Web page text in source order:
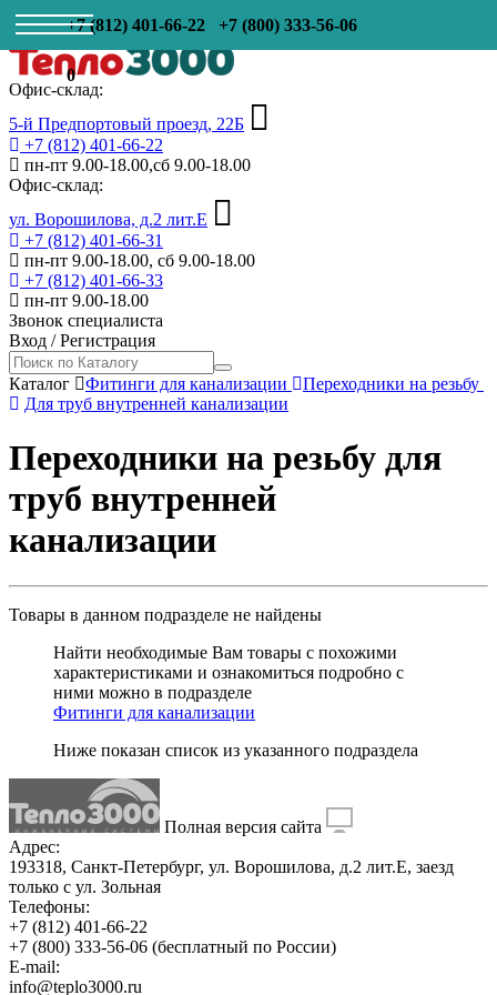
+7 (812) 401-66-22 +7 (800) 333-56-06
0
Офис-склад:
5-й Предпортовый проезд, 22Б
+7 (812) 401-66-22
пн-пт 9.00-18.00,сб 9.00-18.00
Офис-склад:
ул. Ворошилова, д.2 лит.Е
+7 (812) 401-66-31
пн-пт 9.00-18.00, сб 9.00-18.00
+7 (812) 401-66-33
пн-пт 9.00-18.00
Звонок специалиста
Вход /Регистрация
Каталог Фитинги для канализации
Переходники на резьбу
Для труб внутренней канализации
Переходники на резьбу для
труб внутренней
канализации
Товары в данном подразделе не найдены
Найти необходимые Вам товары с похожими
характеристиками и ознакомиться подробно с
ними можно в подразделе
Фитинги для канализации
Ниже показан список из указанного подраздела
Полная версия сайта
Адрес:
193318, Санкт-Петербург, ул. Ворошилова, д.2 лит.Е, заезд
только с ул. Зольная
Телефоны:
+7 (812) 401-66-22
+7 (800) 333-56-06 (бесплатный по России)
E-mail:
info@teplo3000.ru